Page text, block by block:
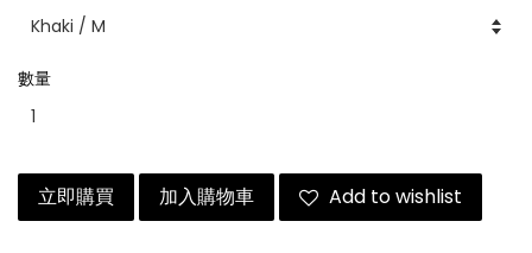
數量
立即購買 加入購物車 Add to wishlist